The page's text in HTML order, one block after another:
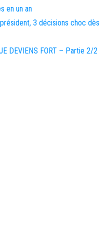
en un an
3 décisions choc dès
DEVIENS FORT – Partie 2/2